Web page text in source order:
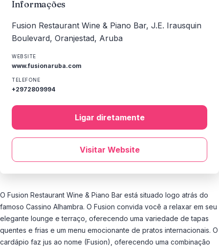
O Fusion Restaurant Wine & Piano Bar está situado logo atrás do
famoso Cassino Alhambra. O Fusion convida você a relaxar em seu
elegante lounge e terraço, oferecendo uma variedade de tapas
quentes e frias e um menu emocionante de pratos internacionais. O
cardápio faz jus ao nome (Fusion), oferecendo uma combinação
Informações
Fusion Restaurant Wine & Piano Bar, J.E. Irausquin
Boulevard, Oranjestad, Aruba
WEBSITE
www.fusionaruba.com
TELEFONE
+2972809994
Ligar diretamente
Visitar Website